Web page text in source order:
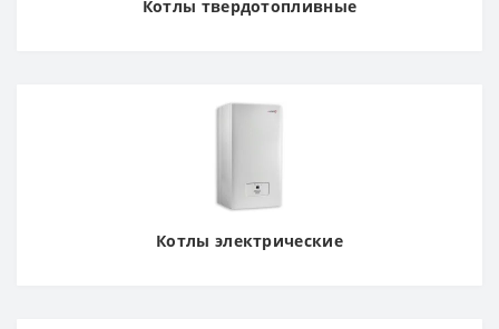
Котлы твердотопливные
Котлы электрические